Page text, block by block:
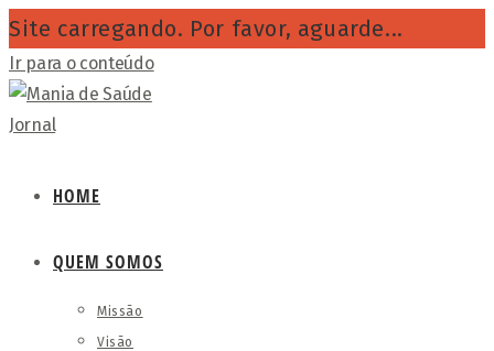
Site carregando. Por favor, aguarde...
Ir para o conteúdo
HOME
QUEM SOMOS
Missão
Visão